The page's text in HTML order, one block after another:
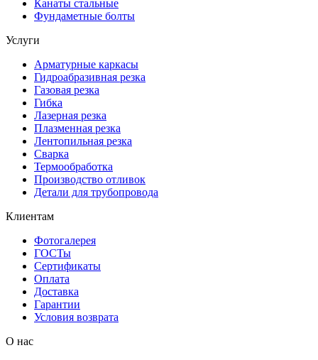
Канаты стальные
Фундаметные болты
Услуги
Арматурные каркасы
Гидроабразивная резка
Газовая резка
Гибка
Лазерная резка
Плазменная резка
Лентопильная резка
Сварка
Термообработка
Производство отливок
Детали для трубопровода
Клиентам
Фотогалерея
ГОСТы
Сертификаты
Оплата
Доставка
Гарантии
Условия возврата
О нас